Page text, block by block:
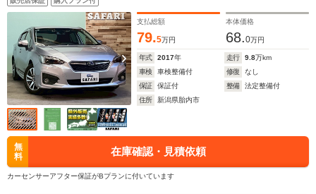
支払総額
79.5万円
本体価格
68.0万円
年式 2017年 走行 9.8万km
車検
車検整備付 修復
なし
保証
保証付 整備
法定整備付
住所
新潟県胎内市
無
料
在庫確認・見積依頼
カーセンサーアフター保証がBプランに付いています